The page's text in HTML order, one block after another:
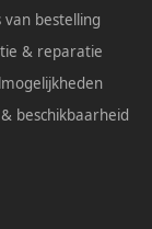
van bestelling
& reparatie
beschikbaarheid